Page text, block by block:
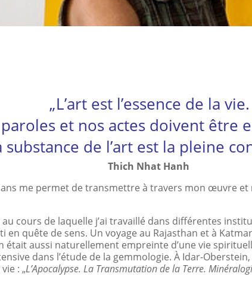
„L’art est l’essence de la vie.
et nos actes doivent être
substance de l’art est la pleine
Thich Nhat Hanh
me permet de transmettre à travers mon œuvre
cours de laquelle j’ai travaillé dans différentes
quête de sens. Un voyage au Rajasthan et à
était aussi naturellement empreinte d’une vie
dans l’étude de la gemmologie. À Idar-
: „L’Apocalypse. La Transmutation de la Terre.